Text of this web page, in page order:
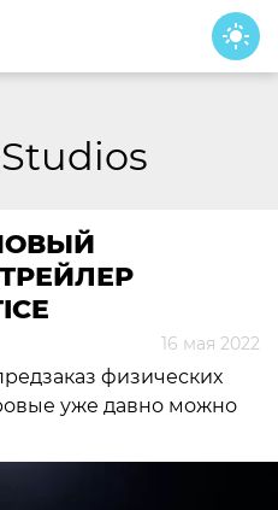
16 мая 2022
физических
уже давно можно